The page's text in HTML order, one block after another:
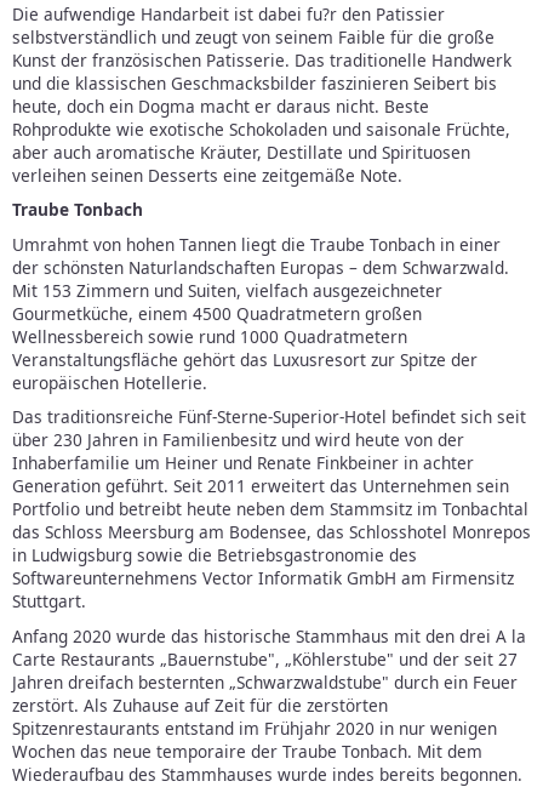
Die aufwendige Handarbeit ist dabei fu?r den Patissier
selbstverständlich und zeugt von seinem Faible für die große
Kunst der französischen Patisserie. Das traditionelle Handwerk
und die klassischen Geschmacksbilder faszinieren Seibert bis
heute, doch ein Dogma macht er daraus nicht. Beste
Rohprodukte wie exotische Schokoladen und saisonale Früchte,
aber auch aromatische Kräuter, Destillate und Spirituosen
verleihen seinen Desserts eine zeitgemäße Note.
Traube Tonbach
Umrahmt von hohen Tannen liegt die Traube Tonbach in einer
der schönsten Naturlandschaften Europas – dem Schwarzwald.
Mit 153 Zimmern und Suiten, vielfach ausgezeichneter
Gourmetküche, einem 4500 Quadratmetern großen
Wellnessbereich sowie rund 1000 Quadratmetern
Veranstaltungsfläche gehört das Luxusresort zur Spitze der
europäischen Hotellerie.
Das traditionsreiche Fünf-Sterne-Superior-Hotel befindet sich seit
über 230 Jahren in Familienbesitz und wird heute von der
Inhaberfamilie um Heiner und Renate Finkbeiner in achter
Generation geführt. Seit 2011 erweitert das Unternehmen sein
Portfolio und betreibt heute neben dem Stammsitz im Tonbachtal
das Schloss Meersburg am Bodensee, das Schlosshotel Monrepos
in Ludwigsburg sowie die Betriebsgastronomie des
Softwareunternehmens Vector Informatik GmbH am Firmensitz
Stuttgart.
Anfang 2020 wurde das historische Stammhaus mit den drei A la
Carte Restaurants „Bauernstube", „Köhlerstube" und der seit 27
Jahren dreifach besternten „Schwarzwaldstube" durch ein Feuer
zerstört. Als Zuhause auf Zeit für die zerstörten
Spitzenrestaurants entstand im Frühjahr 2020 in nur wenigen
Wochen das neue temporaire der Traube Tonbach. Mit dem
Wiederaufbau des Stammhauses wurde indes bereits begonnen.